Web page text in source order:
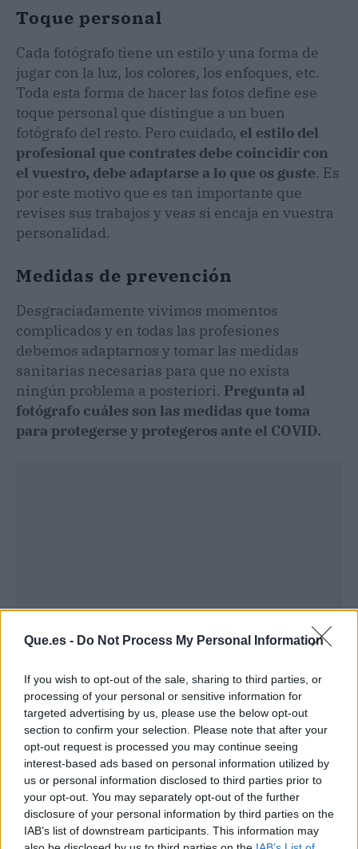
Que.es - Do Not Process My Personal Information
If you wish to opt-out of the sale, sharing to third parties, or
processing of your personal or sensitive information for
targeted advertising by us, please use the below opt-out
section to confirm your selection. Please note that after your
opt-out request is processed you may continue seeing
interest-based ads based on personal information utilized by
us or personal information disclosed to third parties prior to
your opt-out. You may separately opt-out of the further
disclosure of your personal information by third parties on the
IAB’s list of downstream participants. This information may
Toque personal
Cada fotógrafo tiene un estilo y una forma de
jugar con la luz, los colores, los enfoques, etc.
Toda esta forma de hacer las fotos define ese
toque personal que distingue a un buen
fotógrafo del resto. Pero cuidado, el estilo del
profesional que contrates debe coincidir con
el vuestro, debe adaptarse a lo que os guste. Es
por este motivo que es tan importante que
revises sus trabajos y veas si encaja en vuestra
personalidad.
Medidas de prevención
Desgraciadamente vivimos momentos
complicados y en todas las profesiones
debemos adaptarnos y tomar las medidas
sanitarias necesarias para que no exista
ningún problema a posteriori. Pregunta al
fotógrafo cuáles son las medidas que toma
para protegerse y protegeros ante el COVID.
Publicidad